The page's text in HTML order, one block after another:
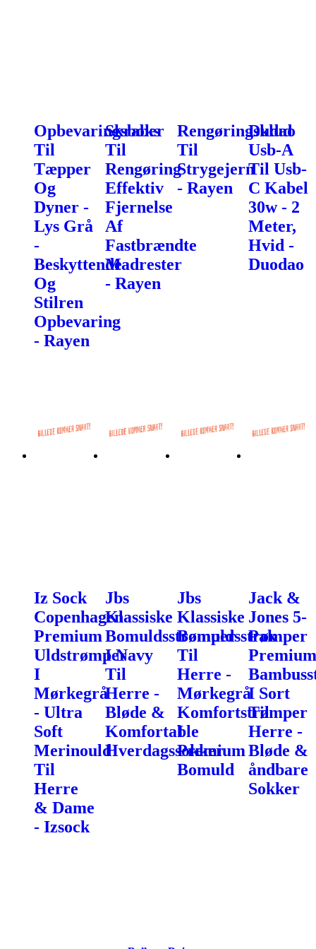
Opbevaringsboks
Til
Tæpper
Og
Dyner -
Lys Grå
-
Beskyttende
Og
Stilren
Opbevaring
- Rayen
Skraber
Til
Rengøring
Effektiv
Fjernelse
Af
Fastbrændte
Madrester
- Rayen
Rengøringsklud
Til
Strygejern
- Rayen
Dudao
Usb-A
Til Usb-
C Kabel
30w - 2
Meter,
Hvid -
Duodao
Iz Sock
Copenhagen
Premium
Uldstrømper
I
Mørkegrå
- Ultra
Soft
Merinould
Til
Herre
& Dame
- Izsock
Jbs
Klassiske
Bomuldsstrømper
I Navy
Til
Herre -
Bløde &
Komfortable
Hverdagssokker
Jbs
Klassiske
Bomuldsstrømper
Til
Herre -
Mørkegrå
Komfortstrømper
I
Premium
Bomuld
Jack &
Jones 5-
Pak
Premium
I Sort
Til
Herre -
Bløde &
åndbare
Sokker